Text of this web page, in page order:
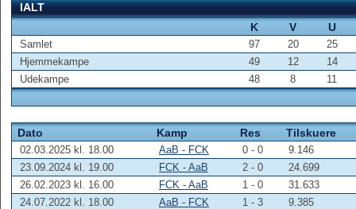
IALT
K
V U
Samlet 97 20
25
Hjemmekampe
49 12
14
Udekampe
48 8 11
Dato Kamp Res Tilskuere
02.03.2025 kl. 18.00 AaB - FCK 0 - 0
9.146
23.09.2024 kl. 19.00
FCK - AaB 2 - 0
24.699
26.02.2023 kl. 16.00
FCK - AaB 1 - 0
31.633
24.07.2022 kl. 18.00
AaB - FCK 1 - 3
9.385